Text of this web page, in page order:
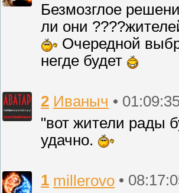
Безмозглое
ли они
Очередной
негде будет
2 Иваныч •
"вот жители рады
удачно.
1 millerovo •